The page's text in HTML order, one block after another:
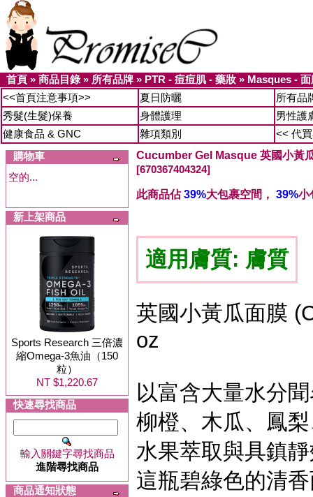
首頁 » 商品目錄» 所有品牌 » PTR - 痘痘肌 - 藥妝 » Masques - 面
<<首頁注意事項>>
夏日防曬
所有品
秀髮(生髮)保養
身體護理
男性護
健康食品 & GNC
雜項類別
<< 代
購物車
空的...
新上架商品
Sports Research 三倍濃
縮Omega-3魚油（150
粒）
NT $1,220.67
快速尋找商品
輸入關鍵字尋找商品
進階尋找商品
商品通知狀態
Cucumber Gel Masque 英國小黃
[670367404324]
此商品佔39%大包裹空間， 39%小
適用膚質: 膚質
英國小黃瓜面膜
oz
以富含大量水分
柳橙、木瓜、鳳
水果萃取與具鎮
這瓶碧綠色的清